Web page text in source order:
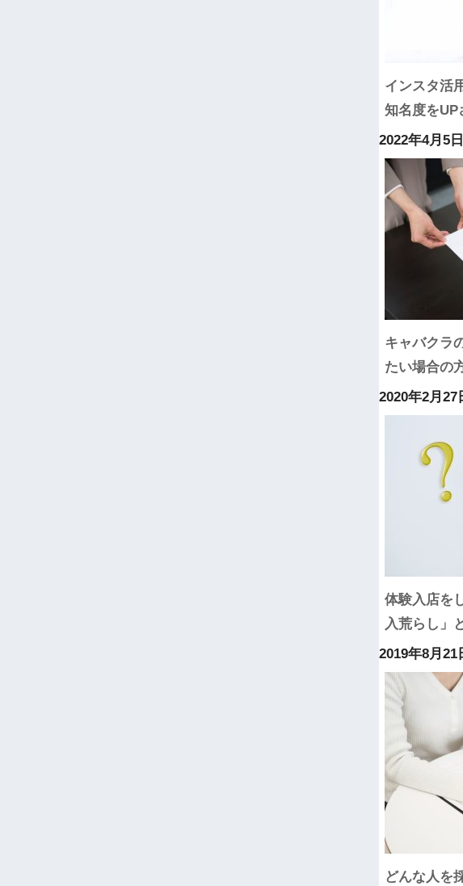
インスタ活
知名度をUP
2022年4月5日
キャバクラ
たい場合の
2020年2月27
体験入店を
入荒らし」
2019年8月21
どんな人を